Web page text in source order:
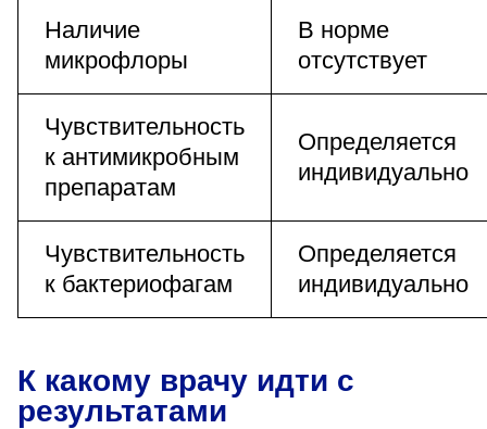
Наличие
микрофлоры
В норме
отсутствует
Чувствительность
к антимикробным
препаратам
Определяется
индивидуально
Чувствительность
к бактериофагам
Определяется
индивидуально
К какому врачу идти с
результатами